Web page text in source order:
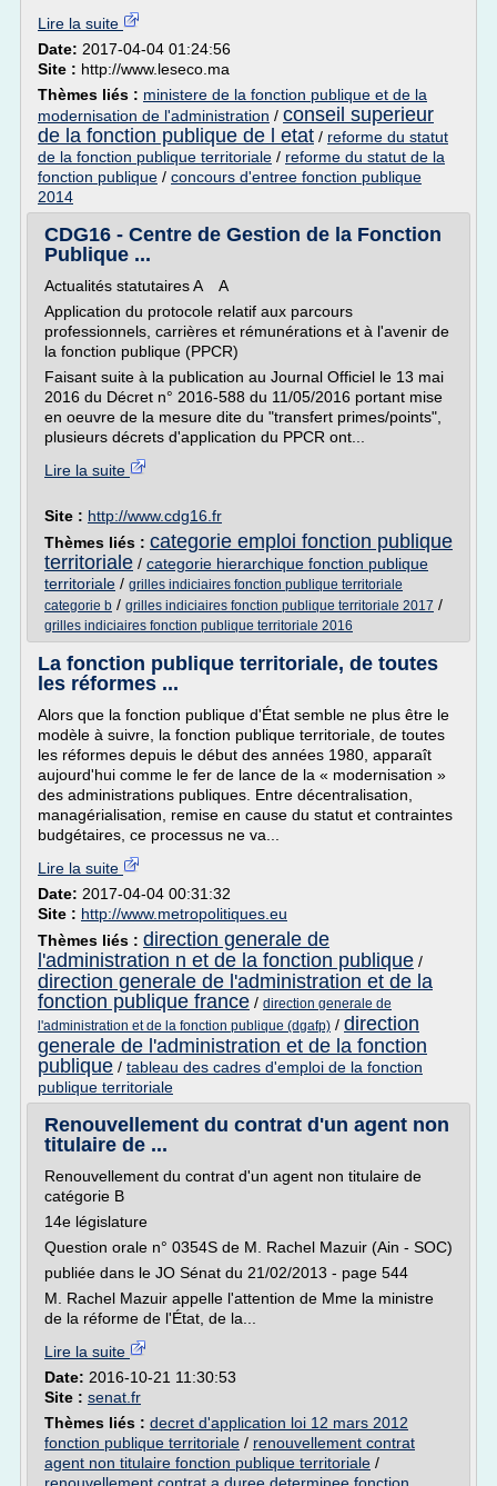
Lire la suite
Date: 2017-04-04 01:24:56
Site : http://www.leseco.ma
Thèmes liés : ministere de la fonction publique et de la
modernisation de l'administration / conseil superieur
de la fonction publique de l etat / reforme du statut
de la fonction publique territoriale / reforme du statut de la
fonction publique / concours d'entree fonction publique
2014
CDG16 - Centre de Gestion de la Fonction
Publique ...
Actualités statutaires A A
Application du protocole relatif aux parcours
professionnels, carrières et rémunérations et à l'avenir de
la fonction publique (PPCR)
Faisant suite à la publication au Journal Officiel le 13 mai
2016 du Décret n° 2016-588 du 11/05/2016 portant mise
en oeuvre de la mesure dite du "transfert primes/points",
plusieurs décrets d'application du PPCR ont...
Lire la suite
Site : http://www.cdg16.fr
Thèmes liés : categorie emploi fonction publique
territoriale / categorie hierarchique fonction publique
territoriale / grilles indiciaires fonction publique territoriale
categorie b / grilles indiciaires fonction publique territoriale 2017 /
grilles indiciaires fonction publique territoriale 2016
La fonction publique territoriale, de toutes
les réformes ...
Alors que la fonction publique d'État semble ne plus être le
modèle à suivre, la fonction publique territoriale, de toutes
les réformes depuis le début des années 1980, apparaît
aujourd'hui comme le fer de lance de la « modernisation »
des administrations publiques. Entre décentralisation,
managérialisation, remise en cause du statut et contraintes
budgétaires, ce processus ne va...
Lire la suite
Date: 2017-04-04 00:31:32
Site : http://www.metropolitiques.eu
Thèmes liés : direction generale de
l'administration n et de la fonction publique /
direction generale de l'administration et de la
fonction publique france / direction generale de
l'administration et de la fonction publique (dgafp) / direction
generale de l'administration et de la fonction
publique / tableau des cadres d'emploi de la fonction
publique territoriale
Renouvellement du contrat d'un agent non
titulaire de ...
Renouvellement du contrat d'un agent non titulaire de
catégorie B
14e législature
Question orale n° 0354S de M. Rachel Mazuir (Ain - SOC)
publiée dans le JO Sénat du 21/02/2013 - page 544
M. Rachel Mazuir appelle l'attention de Mme la ministre
de la réforme de l'État, de la...
Lire la suite
Date: 2016-10-21 11:30:53
Site : senat.fr
Thèmes liés : decret d'application loi 12 mars 2012
fonction publique territoriale / renouvellement contrat
agent non titulaire fonction publique territoriale /